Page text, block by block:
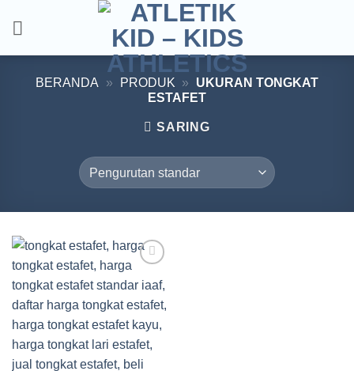
BERANDA » PRODUK »
UKURAN TONGKAT
ESTAFET
SARING
wishlist